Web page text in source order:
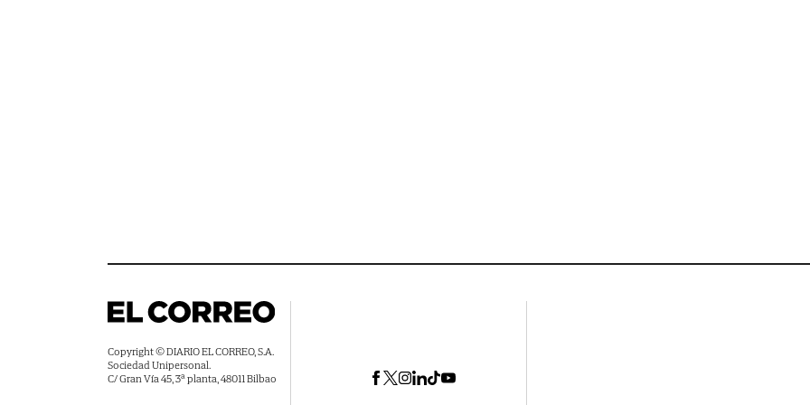
Copyright © DIARIO EL CORREO, S.A.
Sociedad Unipersonal.
C/ Gran Vía 45, 3ª planta, 48011 Bilbao